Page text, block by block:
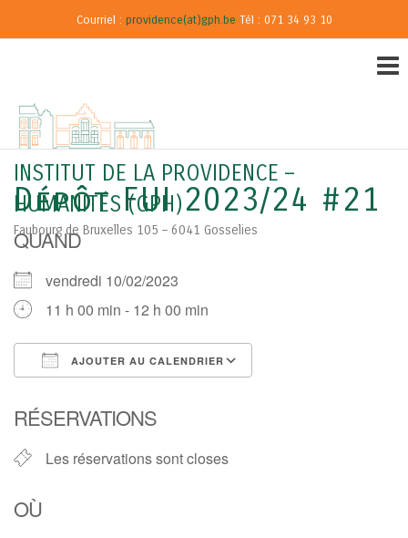
Courriel : providence(at)gph.be Tél : 071 34 93 10
INSTITUT DE LA PROVIDENCE –
HUMANITÉS (GPH)
Faubourg de Bruxelles 105 – 6041 Gosselies
Dépôt FUI 2023/24 #21
QUAND
vendredi 10/02/2023
11 h 00 min - 12 h 00 min
AJOUTER AU CALENDRIER
RÉSERVATIONS
Les réservations sont closes
OÙ